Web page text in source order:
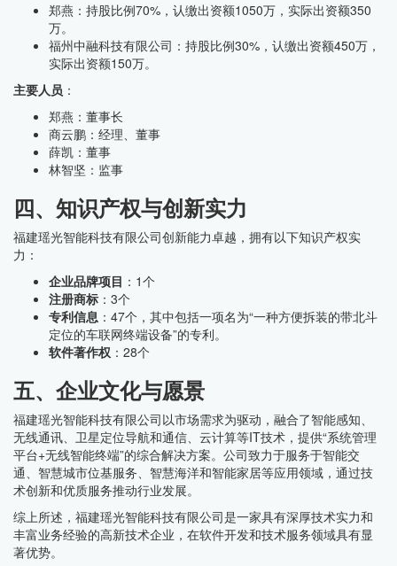
郑燕：持股比例70%，认缴出资额1050万，实际出资额350
万。
福州中融科技有限公司：持股比例30%，认缴出资额450万，
实际出资额150万。
主要人员 ：
郑燕：董事长
商云鹏：经理、董事
薛凯：董事
林智坚：监事
四、知识产权与创新实力
福建瑶光智能科技有限公司创新能力卓越，拥有以下知识产权实
力：
企业品牌项目 ：1个
注册商标 ：3个
专利信息 ：47个，其中包括一项名为“一种方便拆装的带北斗
定位的车联网终端设备”的专利。
软件著作权 ：28个
五、企业文化与愿景
福建瑶光智能科技有限公司以市场需求为驱动，融合了智能感知、
无线通讯、卫星定位导航和通信、云计算等IT技术，提供“系统管理
平台+无线智能终端”的综合解决方案。公司致力于服务于智能交
通、智慧城市位基服务、智慧海洋和智能家居等应用领域，通过技
术创新和优质服务推动行业发展。
综上所述，福建瑶光智能科技有限公司是一家具有深厚技术实力和
丰富业务经验的高新技术企业，在软件开发和技术服务领域具有显
著优势。